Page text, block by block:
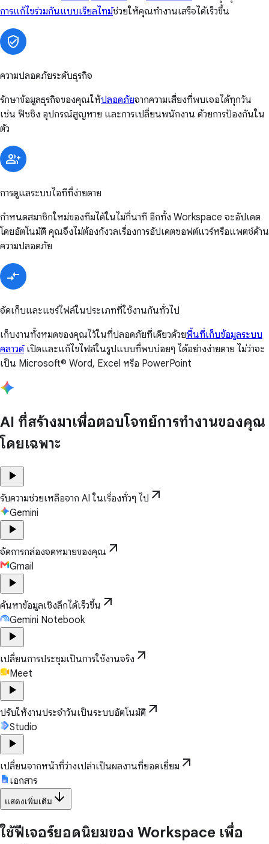
การแก้ไขร่วมกันแบบเรียลไทม์ช่วยให้คุณทำงานเสร็จได้เร็วขึ้น
ความปลอดภัยระดับธุรกิจ
รักษาข้อมูลธุรกิจของคุณให้ปลอดภัยจากความเสี่ยงที่พบเจอได้ทุกวัน
เช่น ฟิชชิง อุปกรณ์สูญหาย และการเปลี่ยนพนักงาน ด้วยการป้องกันใน
ตัว
การดูแลระบบไอทีที่ง่ายดาย
กำหนดสมาชิกใหม่ของทีมได้ในไม่กี่นาที อีกทั้ง Workspace จะอัปเดต
โดยอัตโนมัติ คุณจึงไม่ต้องกังวลเรื่องการอัปเดตซอฟต์แวร์หรือแพตช์ด้าน
ความปลอดภัย
จัดเก็บและแชร์ไฟล์ในประเภทที่ใช้งานกันทั่วไป
เก็บงานทั้งหมดของคุณไว้ในที่ปลอดภัยที่เดียวด้วยพื้นที่เก็บข้อมูลระบบ
คลาวด์เปิดและแก้ไขไฟล์ในรูปแบบที่พบบ่อยๆ ได้อย่างง่ายดาย ไม่ว่าจะ
เป็น Microsoft® Word, Excel หรือ PowerPoint
AI ที่สร้างมาเพื่อตอบโจทย์การทำงานของคุณ
โดยเฉพาะ
play_arrow
รับความช่วยเหลือจาก AI ในเรื่องทั่วๆ ไป arrow_outward
Gemini
play_arrow
จัดการกล่องจดหมายของคุณ arrow_outward
Gmail
play_arrow
ค้นหาข้อมูลเชิงลึกได้เร็วขึ้น arrow_outward
Gemini Notebook
play_arrow
เปลี่ยนการประชุมเป็นการใช้งานจริง arrow_outward
Meet
play_arrow
ปรับให้งานประจำวันเป็นระบบอัตโนมัติ arrow_outward
Studio
play_arrow
เปลี่ยนจากหน้าที่ว่างเปล่าเป็นผลงานที่ยอดเยี่ยม arrow_outward
เอกสาร
แสดงเพิ่มเติม arrow_downward
ใช้ฟีเจอร์ยอดนิยมของ Workspace เพื่อ